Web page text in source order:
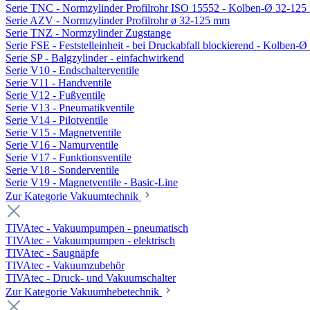
Serie TNC - Normzylinder Profilrohr ISO 15552 - Kolben-Ø 32-125
Serie AZV - Normzylinder Profilrohr ø 32-125 mm
Serie TNZ - Normzylinder Zugstange
Serie FSE - Feststelleinheit - bei Druckabfall blockierend - Kolben-Ø
Serie SP - Balgzylinder - einfachwirkend
Serie V10 - Endschalterventile
Serie V11 - Handventile
Serie V12 - Fußventile
Serie V13 - Pneumatikventile
Serie V14 - Pilotventile
Serie V15 - Magnetventile
Serie V16 - Namurventile
Serie V17 - Funktionsventile
Serie V18 - Sonderventile
Serie V19 - Magnetventile - Basic-Line
Zur Kategorie Vakuumtechnik
TIVAtec - Vakuumpumpen - pneumatisch
TIVAtec - Vakuumpumpen - elektrisch
TIVAtec - Saugnäpfe
TIVAtec - Vakuumzubehör
TIVAtec - Druck- und Vakuumschalter
Zur Kategorie Vakuumhebetechnik